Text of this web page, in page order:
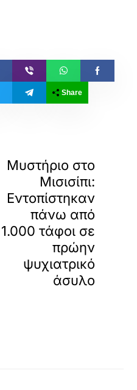
Share
Μυστήριο στο
Μισισίπι:
Εντοπίστηκαν
πάνω από
1.000 τάφοι σε
πρώην
ψυχιατρικό
άσυλο